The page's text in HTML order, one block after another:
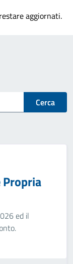
aggiornati.
Cerca
ed il